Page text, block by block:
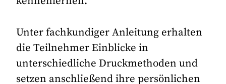
Unter fachkundiger Anleitung erhalten
die Teilnehmer Einblicke in
unterschiedliche Druckmethoden und
setzen anschließend ihre persönlichen